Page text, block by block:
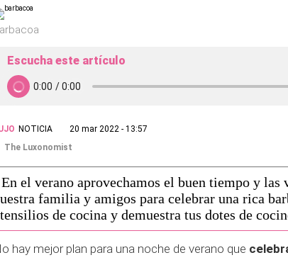
Escucha este artículo
NOTICIA
20 mar 2022 - 13:57
The Luxonomist
En el verano aprovechamos el buen tiempo y las
familia y amigos para celebrar una rica
de cocina y demuestra tus dotes de
hay mejor plan para una noche de verano que